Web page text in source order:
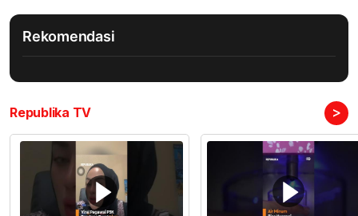
Rekomendasi
Republika TV >